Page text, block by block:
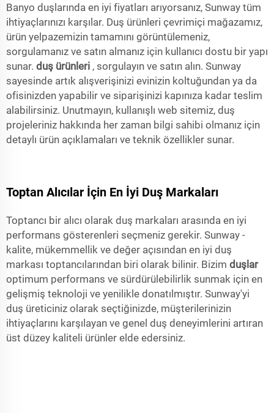
Banyo duşlarında en iyi fiyatları arıyorsanız, Sunway tüm
ihtiyaçlarınızı karşılar. Duş ürünleri çevrimiçi mağazamız,
ürün yelpazemizin tamamını görüntülemeniz,
sorgulamanız ve satın almanız için kullanıcı dostu bir yapı
sunar. duş ürünleri , sorgulayın ve satın alın. Sunway
sayesinde artık alışverişinizi evinizin koltuğundan ya da
ofisinizden yapabilir ve siparişinizi kapınıza kadar teslim
alabilirsiniz. Unutmayın, kullanışlı web sitemiz, duş
projeleriniz hakkında her zaman bilgi sahibi olmanız için
detaylı ürün açıklamaları ve teknik özellikler sunar.
Toptan Alıcılar İçin En İyi Duş Markaları
Toptancı bir alıcı olarak duş markaları arasında en iyi
performans gösterenleri seçmeniz gerekir. Sunway -
kalite, mükemmellik ve değer açısından en iyi duş
markası toptancılarından biri olarak bilinir. Bizim duşlar
optimum performans ve sürdürülebilirlik sunmak için en
gelişmiş teknoloji ve yenilikle donatılmıştır. Sunway'yi
duş üreticiniz olarak seçtiğinizde, müşterilerinizin
ihtiyaçlarını karşılayan ve genel duş deneyimlerini artıran
üst düzey kaliteli ürünler elde edersiniz.